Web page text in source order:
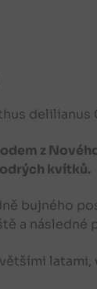
delilianus
z
kvítků.
bujného
a následné